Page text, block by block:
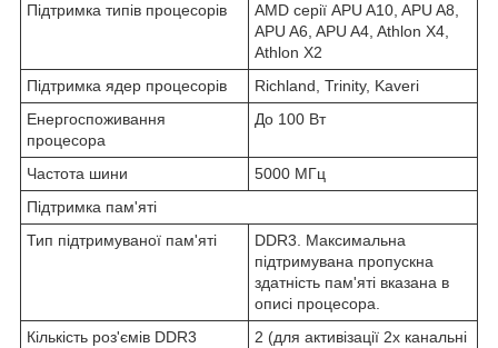
Підтримка типів процесорів
AMD серії APU A10, APU A8,
APU A6, APU A4, Athlon X4,
Athlon X2
Підтримка ядер процесорів
Richland, Trinity, Kaveri
Енергоспоживання
процесора
До 100 Вт
Частота шини
5000 МГц
Підтримка пам'яті
Тип підтримуваної пам'яті
DDR3. Максимальна
підтримувана пропускна
здатність пам'яті вказана в
описі процесора.
Кількість роз'ємів DDR3
2 (для активізації 2х канальні